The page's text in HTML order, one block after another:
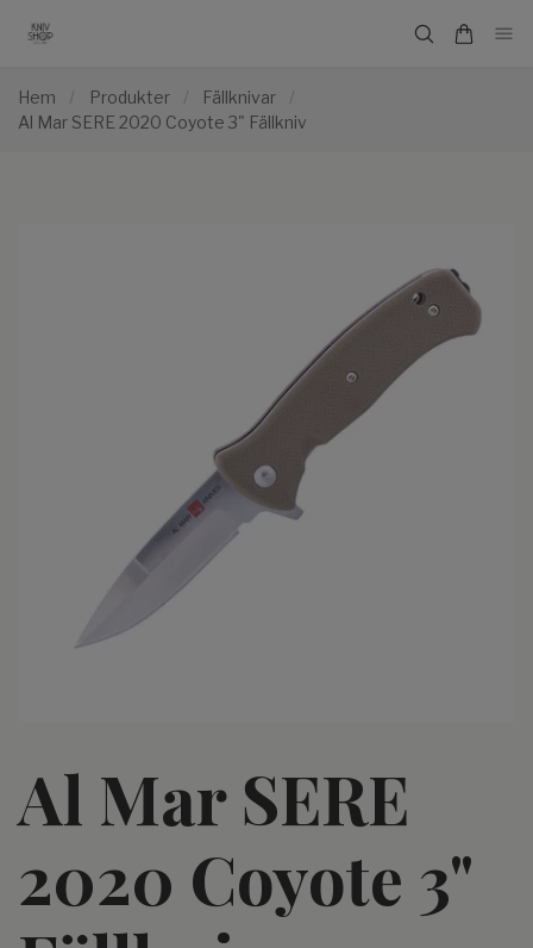
Hem / Produkter / Fällknivar
/
Al Mar SERE 2020 Coyote 3" Fällkniv
Al Mar SERE
2020 Coyote 3"